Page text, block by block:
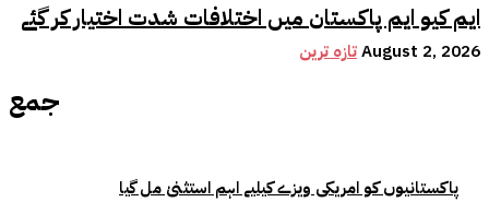
ایم کیو ایم پاکستان میں اختلافات شدت اختیار کر گئے
تازہ ترینAugust 2, 2026
جمع
پاکستانیوں کو امریکی ویزے کیلیے اہم استثنیٰ مل گیا